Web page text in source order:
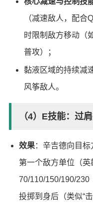
（减速敌人，配合
时限制敌方移动（
普攻）；
黏液区域的持续减
风筝敌人。
（4）E技能：过
效果：辛吉德向目标
第一个敌方单位（
70/110/150/190/230
投掷到身后（类似“